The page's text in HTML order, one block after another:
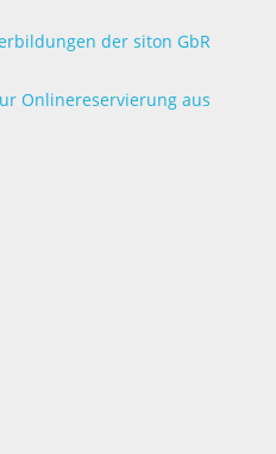
der siton GbR
Onlinereservierung aus